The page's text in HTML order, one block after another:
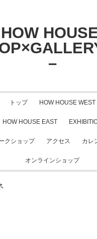
トップ HOW HOUSE WEST
HOW HOUSE EAST
クショップ アクセス カレ
オンラインショップ